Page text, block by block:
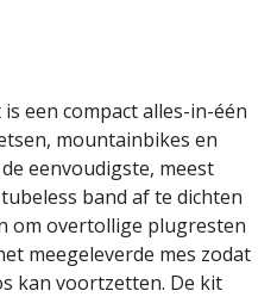
een compact alles-in-één
mountainbikes en
eenvoudigste, meest
band af te dichten
om overtollige plugresten
meegeleverde mes zodat
kan voortzetten. De kit